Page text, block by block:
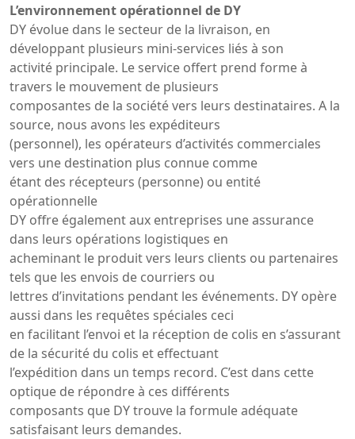
L’environnement opérationnel de DY
DY évolue dans le secteur de la livraison, en
développant plusieurs mini-services liés à son
activité principale. Le service offert prend forme à
travers le mouvement de plusieurs
composantes de la société vers leurs destinataires. A la
source, nous avons les expéditeurs
(personnel), les opérateurs d’activités commerciales
vers une destination plus connue comme
étant des récepteurs (personne) ou entité
opérationnelle
DY offre également aux entreprises une assurance
dans leurs opérations logistiques en
acheminant le produit vers leurs clients ou partenaires
tels que les envois de courriers ou
lettres d’invitations pendant les événements. DY opère
aussi dans les requêtes spéciales ceci
en facilitant l’envoi et la réception de colis en s’assurant
de la sécurité du colis et effectuant
l’expédition dans un temps record. C’est dans cette
optique de répondre à ces différents
composants que DY trouve la formule adéquate
satisfaisant leurs demandes.